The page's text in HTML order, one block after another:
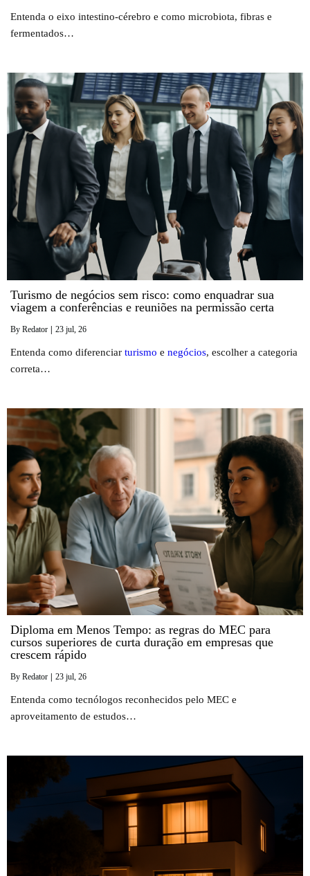
Entenda o eixo intestino-cérebro e como microbiota, fibras e
fermentados…
Turismo de negócios sem risco: como enquadrar sua
viagem a conferências e reuniões na permissão certa
By Redator | 23 jul, 26
Entenda como diferenciar turismo e negócios, escolher a categoria
correta…
Diploma em Menos Tempo: as regras do MEC para
cursos superiores de curta duração em empresas que
crescem rápido
By Redator 23 jul, 26
Entenda como tecnólogos reconhecidos pelo MEC e
aproveitamento de estudos…